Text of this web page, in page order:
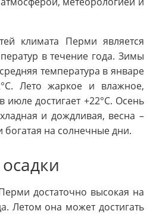
климата Перми является
в течение года. Зимы
температура в январе
Лето жаркое и влажное,
июле достигает +22°C. Осень
и дождливая, весна –
богатая на солнечные дни.
достаточно высокая на
Летом она может достигать